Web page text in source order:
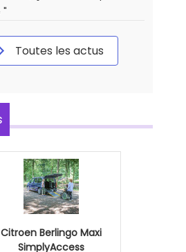
"
Toutes les actus
Citroen Berlingo Maxi
SimplyAccess